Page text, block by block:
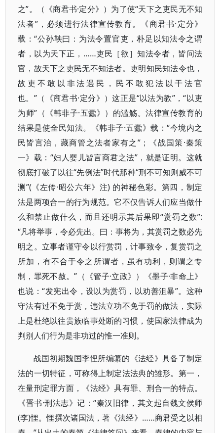
之”。（《商君书·定分》）为了使“天下之吏民无不知
法者”，必须进行法律宣传教育。《商君书·定分》
载：“公孙鞅曰：为法令置官吏，朴足以知法令之谓
者，以为天下正，……吏民［欲］知法令者，皆问法
官，故天下之吏民无不知法者。吏明知民知法令也，
故吏不敢以非法遇民，民不敢犯法以干法官
也。”（《商君书·定分》）这正是“以法为教”，“以吏
为师”（《韩非子·五蠹》）的滥觞。法律宣传教育的
结果是使全民知法。《韩非子·五蠹》载：“今境内之
民皆言治，藏商管之法者家有之”；《战国策·秦策
一》载：“妇人婴儿皆言商君之法”，就是证明。这就
彻底打破了以往“先例法”时代那种“刑不可知则威不可
测”(《左传·昭公六年》注) 的神秘色彩。第四，制定
法是两项合一的行为规范。它不仅告诉人们应当做什
么和禁止做什么，而且还明示其后果即“赏罚之数”:
“凡将举事，令必先出。曰：事将为，其赏罚之数必先
明之。立事者谨守令以行赏罚，计事致令，复赏罚之
所加，有不合于令之所谓者，虽有功利，则谓之专
制，罪死不赦。”（《管子·立政》）《墨子·非命上》
也说：“发宪出令，设以为赏罚，以劝善沮暴”。这种
守法有过不免于赏，违法立功不免于罚的做法，实际
上是杜绝以往贵族临事处断的习惯，使国家法律成为
判别人们行为是非功过的惟一准则。
战国初期魏国李悝所编纂的《法经》具备了制定
法的一切特征，可称得上制定法法典的雏形。第一，
在量刑定罪方面，《法经》具有罪、刑合一的特点。
《晋书·刑法志》记：“秦汉旧律，其文起自魏文侯师
(李)悝。悝撰次诸国法，著《法经》……商君受之以相